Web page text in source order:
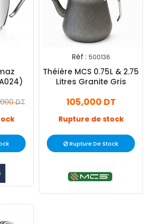
DT
Réf : 500136
Théière MCS 0.75L & 2.75
Litres Granite Gris
105,000 DT
Rupture de stock
Rupture De Stock